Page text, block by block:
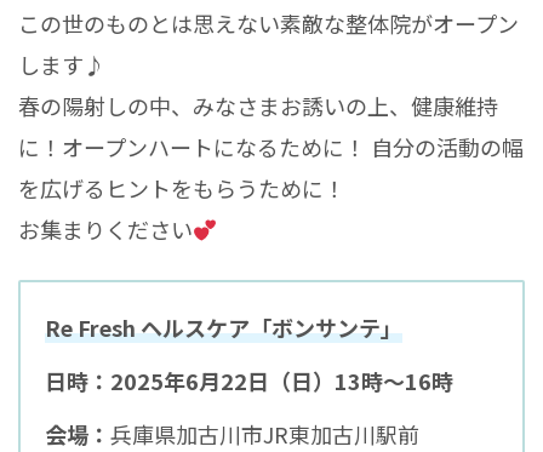
この世のものとは思えない素敵な整体院がオープン
します♪
春の陽射しの中、みなさまお誘いの上、健康維持
に！オープンハートになるために！ 自分の活動の幅
を広げるヒントをもらうために！
お集まりください
Re Freshヘルスケア「ボンサンテ」
日時：2025年6月22日（日）13時～16時
会場： 兵庫県加古川市JR東加古川駅前